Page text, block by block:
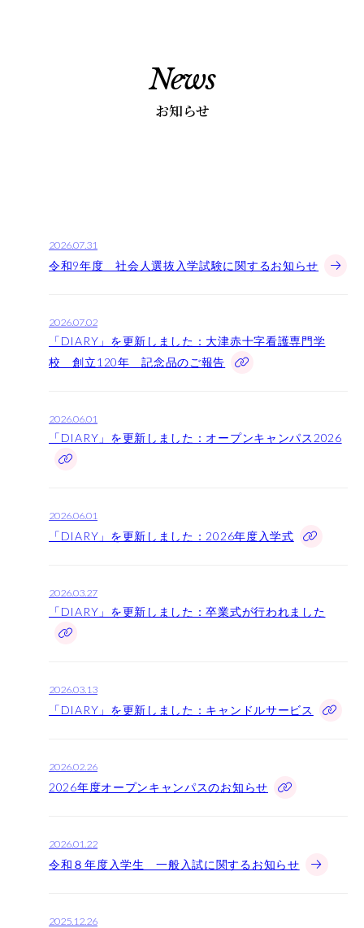
学校長あいさつ
教育理念
卒業後の進路
学校評価
学生生活
卒業生の声
施設紹介
受験案内
入試情報
資料請求
オープンキャンパス
お知らせ
News
2026.07.31
令和9年度 社会人選抜入学試験に関するお知らせ
2026.07.02
「DIARY」を更新しました：大津赤十字看護専門学
校 創立120年 記念品のご報告
2026.06.01
「DIARY」を更新しました：オープンキャンパス2026
2026.06.01
「DIARY」を更新しました：2026年度入学式
2026.03.27
「DIARY」を更新しました：卒業式が行われました
2026.03.13
「DIARY」を更新しました：キャンドルサービス
2026.02.26
2026年度オープンキャンパスのお知らせ
2026.01.22
令和８年度入学生 一般入試に関するお知らせ
2025.12.26